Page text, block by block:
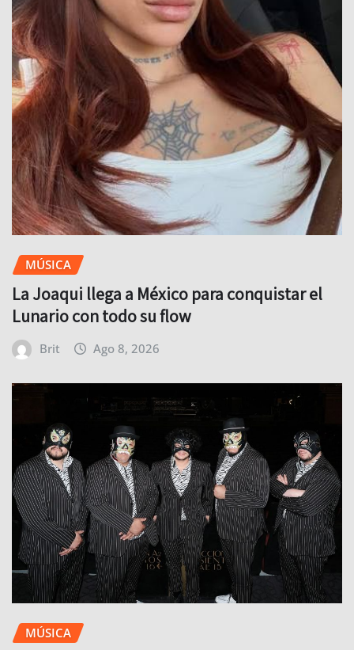
MÚSICA
La Joaqui llega a México para conquistar el
Lunario con todo su flow
Brit Ago 8, 2026
MÚSICA